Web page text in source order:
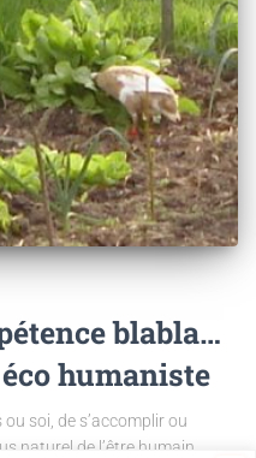
blabla…
humaniste
soi, de s’accomplir ou
naturel de l’être humain.